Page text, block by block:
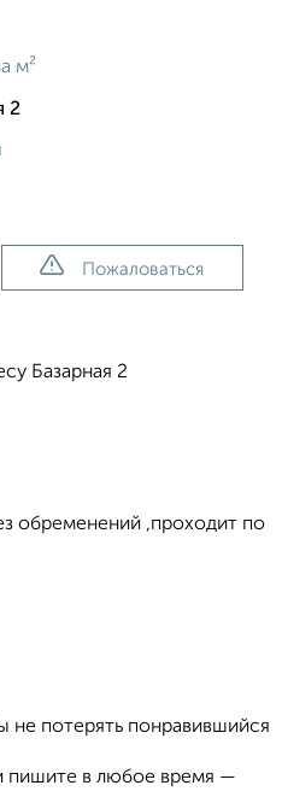
м²
2
Пожаловаться
Базарная 2
обременений ,проходит по
не потерять понравившийся
пишите в любое время —